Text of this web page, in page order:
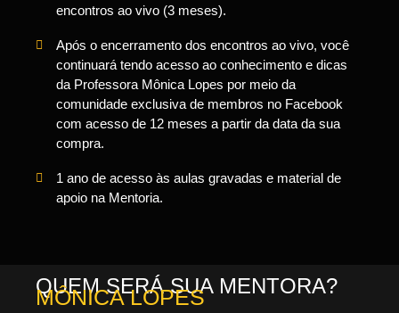
encontros ao vivo (3 meses).
Após o encerramento dos encontros ao vivo, você
continuará tendo acesso ao conhecimento e dicas
da Professora Mônica Lopes por meio da
comunidade exclusiva de membros no Facebook
com acesso de 12 meses a partir da data da sua
compra.
1 ano de acesso às aulas gravadas e material de
apoio na Mentoria.
QUEM SERÁ SUA MENTORA?
MÔNICA LOPES